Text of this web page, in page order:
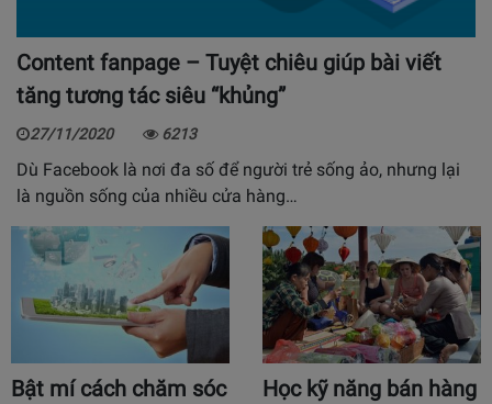
Content fanpage – Tuyệt chiêu giúp bài viết
tăng tương tác siêu “khủng”
27/11/2020 6213
Dù Facebook là nơi đa số để người trẻ sống ảo, nhưng lại
là nguồn sống của nhiều cửa hàng…
Bật mí cách chăm sóc
Học kỹ năng bán hàng